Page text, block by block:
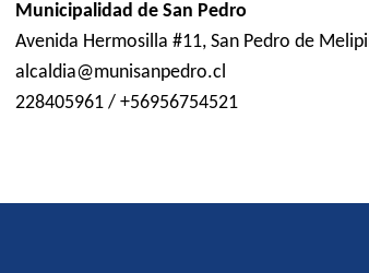
Municipalidad de San Pedro
Avenida Hermosilla #11, San Pedro de
alcaldia@munisanpedro.cl
228405961 / +56956754521